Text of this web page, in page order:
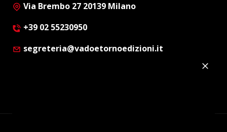
Via Brembo 27 20139 Milano
+39 02 55230950
segreteria@vadoetornoedizioni.it